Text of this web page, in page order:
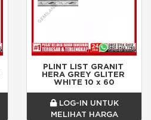
PLINT LIST GRANIT
HERA GREY GLITER
WHITE 10 x 60
LOG-IN UNTUK
MELIHAT HARGA